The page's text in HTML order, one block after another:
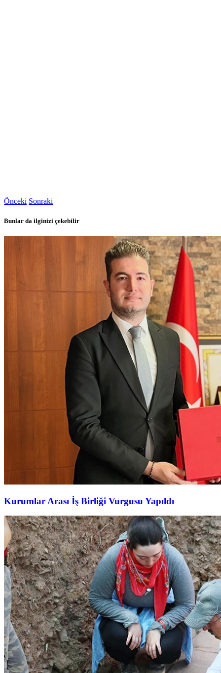
Önceki Sonraki
Bunlar da ilginizi çekebilir
Kurumlar Arası İş Birliği Vurgusu Yapıldı